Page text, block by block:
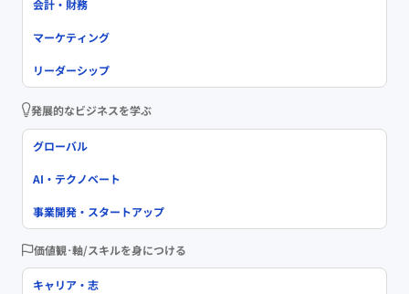
会計・財務
マーケティング
リーダーシップ
発展的なビジネスを学ぶ
グローバル
AI・テクノベート
事業開発・スタートアップ
価値観･軸/スキルを身につける
キャリア・志